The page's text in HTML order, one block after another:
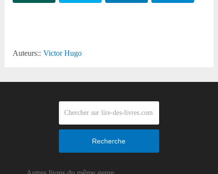
Auteurs:: Victor Hugo
Recherche